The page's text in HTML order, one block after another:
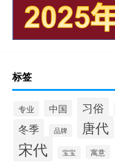
标签
专业 中国 习俗
冬季 品牌 唐代
宋代 宝宝 寓意